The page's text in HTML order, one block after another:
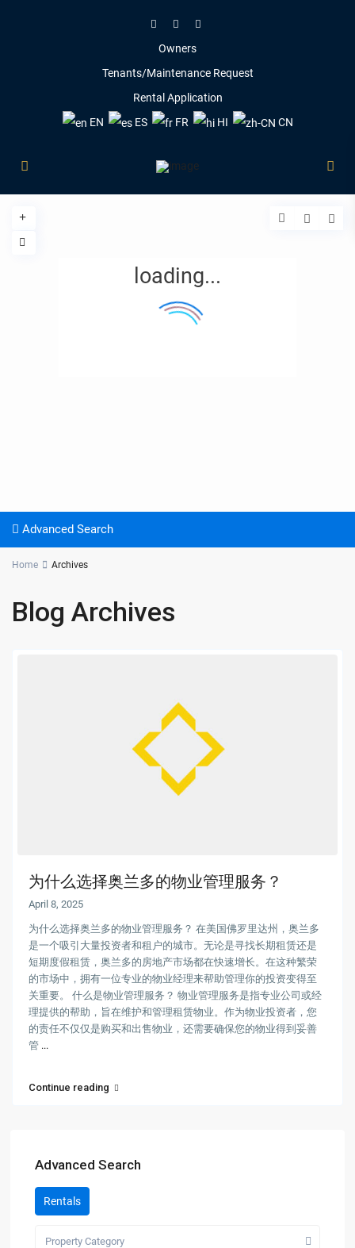
Owners
Tenants/Maintenance Request
Rental Application
EN
ES FR HI CN
loading...
Advanced Search
Home Archives
Blog Archives
为什么选择奥兰多的物业管理服务？
April 8, 2025
为什么选择奥兰多的物业管理服务？ 在美国佛罗里达州，奥兰多
是一个吸引大量投资者和租户的城市。无论是寻找长期租赁还是
短期度假租赁，奥兰多的房地产市场都在快速增长。在这种繁荣
的市场中，拥有一位专业的物业经理来帮助管理你的投资变得至
关重要。 什么是物业管理服务？ 物业管理服务是指专业公司或经
理提供的帮助，旨在维护和管理租赁物业。作为物业投资者，您
的责任不仅仅是购买和出售物业，还需要确保您的物业得到妥善
管 ...
Continue reading
Advanced Search
Rentals
Property Category